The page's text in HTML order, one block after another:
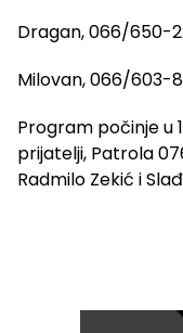
Dragan, 066/650-
Milovan, 066/603-
Program počinje u
prijatelji, Patrola
Radmilo Zekić i